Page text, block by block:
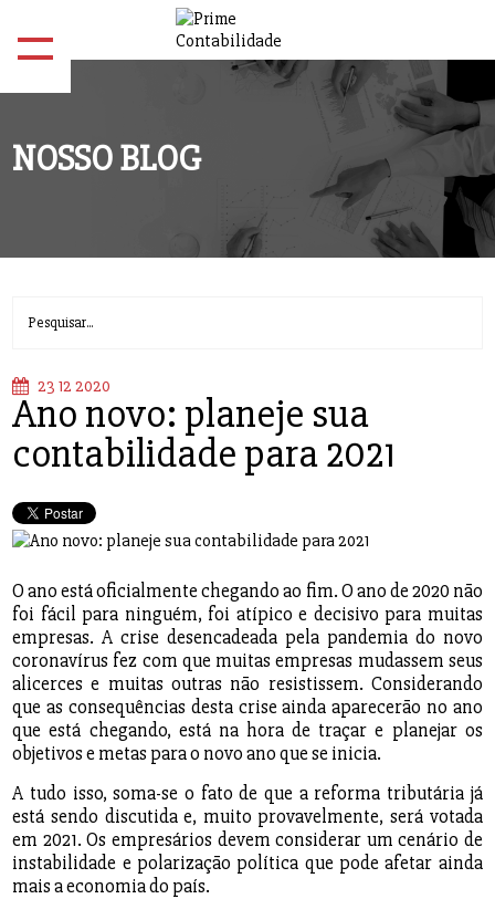
NOSSO BLOG
23 12 2020
Ano novo: planeje sua
contabilidade para 2021
O ano está oficialmente chegando ao fim. O ano de 2020 não
foi fácil para ninguém, foi atípico e decisivo para muitas
empresas. A crise desencadeada pela pandemia do novo
coronavírus fez com que muitas empresas mudassem seus
alicerces e muitas outras não resistissem. Considerando
que as consequências desta crise ainda aparecerão no ano
que está chegando, está na hora de traçar e planejar os
objetivos e metas para o novo ano que se inicia.
A tudo isso, soma-se o fato de que a reforma tributária já
está sendo discutida e, muito provavelmente, será votada
em 2021. Os empresários devem considerar um cenário de
instabilidade e polarização política que pode afetar ainda
mais a economia do país.